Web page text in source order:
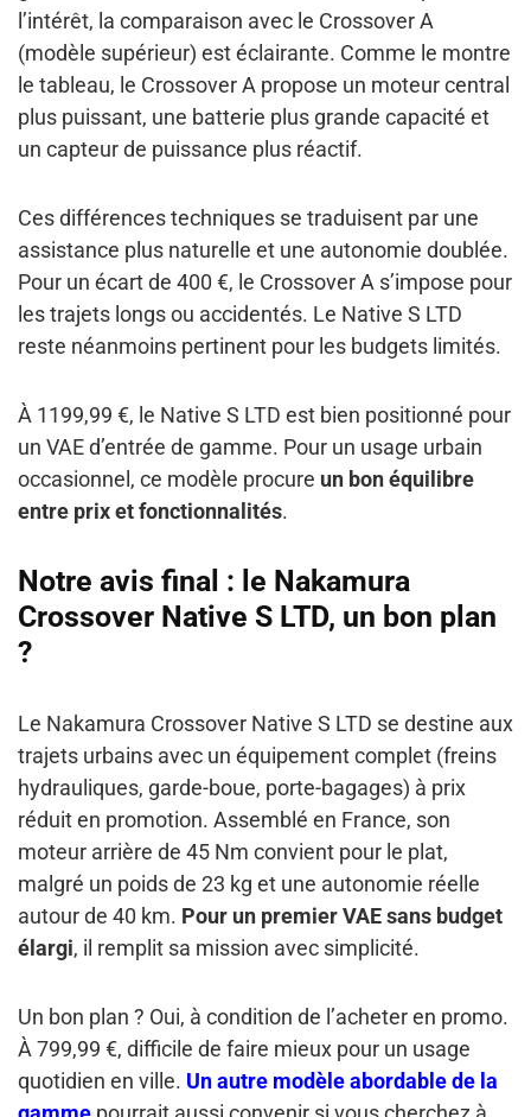
l’intérêt, la comparaison avec le Crossover A
(modèle supérieur) est éclairante. Comme le montre
le tableau, le Crossover A propose un moteur central
plus puissant, une batterie plus grande capacité et
un capteur de puissance plus réactif.
Ces différences techniques se traduisent par une
assistance plus naturelle et une autonomie doublée.
Pour un écart de 400 €, le Crossover A s’impose pour
les trajets longs ou accidentés. Le Native S LTD
reste néanmoins pertinent pour les budgets limités.
À 1199,99 €, le Native S LTD est bien positionné pour
un VAE d’entrée de gamme. Pour un usage urbain
occasionnel, ce modèle procure un bon équilibre
entre prix et fonctionnalités.
Notre avis final : le Nakamura
Crossover Native S LTD, un bon plan
?
Le Nakamura Crossover Native S LTD se destine aux
trajets urbains avec un équipement complet (freins
hydrauliques, garde-boue, porte-bagages) à prix
réduit en promotion. Assemblé en France, son
moteur arrière de 45 Nm convient pour le plat,
malgré un poids de 23 kg et une autonomie réelle
autour de 40 km. Pour un premier VAE sans budget
élargi, il remplit sa mission avec simplicité.
Un bon plan ? Oui, à condition de l’acheter en promo.
À 799,99 €, difficile de faire mieux pour un usage
quotidien en ville. Un autre modèle abordable de la